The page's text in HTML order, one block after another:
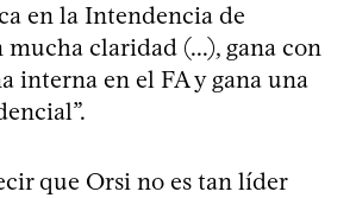
en la Intendencia de
mucha claridad (...), gana con
interna en el FA y gana una
que Orsi no es tan líder